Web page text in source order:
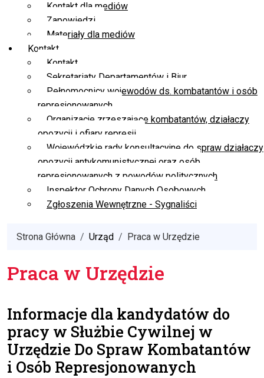
Kontakt dla mediów
Zapowiedzi
Materiały dla mediów
Kontakt
Kontakt
Sekretariaty Departamentów i Biur
Pełnomocnicy wojewodów ds. kombatantów i osób
represjonowanych
Organizacje zrzeszające kombatantów, działaczy
opozycji i ofiary represji
Wojewódzkie rady konsultacyjne do spraw działaczy
opozycji antykomunistycznej oraz osób
represjonowanych z powodów politycznych
Inspektor Ochrony Danych Osobowych
Zgłoszenia Wewnętrzne - Sygnaliści
Strona Główna Urząd Praca w Urzędzie
Praca w Urzędzie
Informacje dla kandydatów do
pracy w Służbie Cywilnej w
Urzędzie Do Spraw Kombatantów
i Osób Represjonowanych